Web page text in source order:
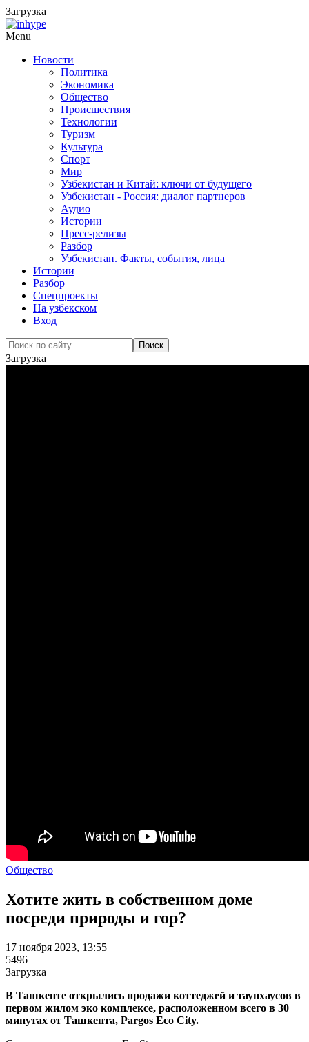
Загрузка
Menu
Новости
Политика
Экономика
Общество
Происшествия
Технологии
Туризм
Культура
Спорт
Мир
Узбекистан и Китай: ключи от будущего
Узбекистан - Россия: диалог партнеров
Аудио
Истории
Пресс-релизы
Разбор
Узбекистан. Факты, события, лица
Истории
Разбор
Спецпроекты
На узбекском
Вход
Загрузка
Общество
Хотите жить в собственном доме
посреди природы и гор?
17 ноября 2023, 13:55
5496
Загрузка
В Ташкенте открылись продажи коттеджей и таунхаусов в
первом жилом эко комплексе, расположенном всего в 30
минутах от Ташкента, Pargos Eco City.